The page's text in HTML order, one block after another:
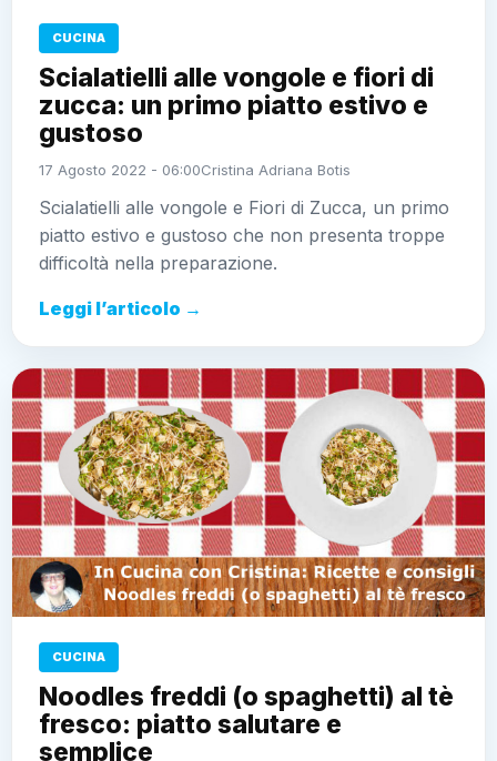
CUCINA
Scialatielli alle vongole e fiori di
zucca: un primo piatto estivo e
gustoso
17 Agosto 2022 - 06:00Cristina Adriana Botis
Scialatielli alle vongole e Fiori di Zucca, un primo
piatto estivo e gustoso che non presenta troppe
difficoltà nella preparazione.
Leggi l’articolo →
CUCINA
Noodles freddi (o spaghetti) al tè
fresco: piatto salutare e
semplice